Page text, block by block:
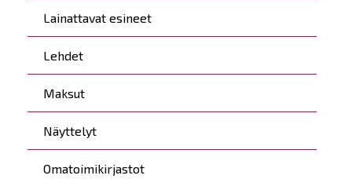
Lainattavat esineet
Lehdet
Maksut
Näyttelyt
Omatoimikirjastot